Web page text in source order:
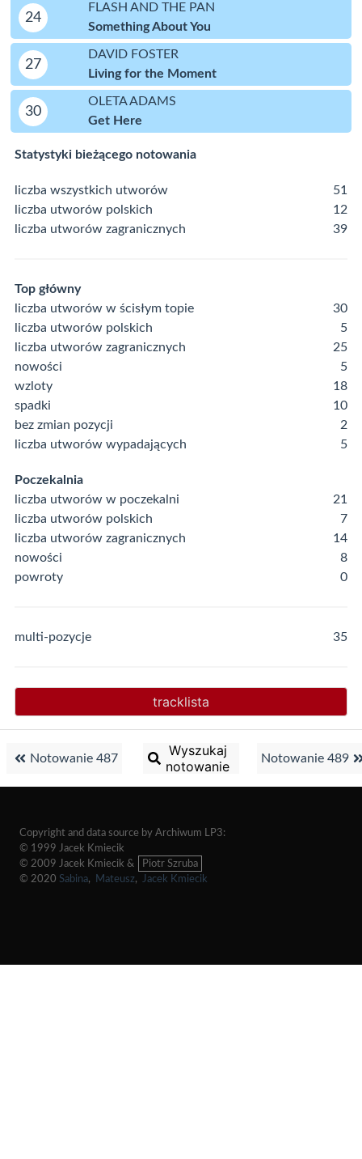
24
FLASH AND THE PAN
Something About You
27
DAVID FOSTER
Living for the Moment
30
OLETA ADAMS
Get Here
Statystyki bieżącego notowania
liczba wszystkich utworów
51
liczba utworów polskich
12
liczba utworów zagranicznych
39
Top główny
liczba utworów w ścisłym topie
30
liczba utworów polskich
5
liczba utworów zagranicznych
25
nowości
5
wzloty
18
spadki
10
bez zmian pozycji
2
liczba utworów wypadających
5
Poczekalnia
liczba utworów w poczekalni
21
liczba utworów polskich
7
liczba utworów zagranicznych
14
nowości
8
powroty
0
multi-pozycje 35
tracklista
Notowanie 487
Wyszukaj
notowanie
Notowanie 489
Copyright and data source by Archiwum LP3:
© 1999 Jacek Kmiecik
© 2009 Jacek Kmiecik &
Piotr Szruba
© 2020 Sabina, Mateusz, Jacek Kmiecik